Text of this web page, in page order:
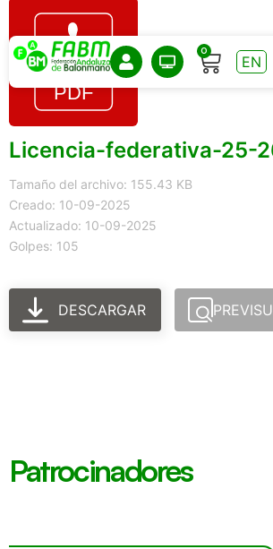
0
EN
Licencia-federativa-25-
Tamaño del archivo: 155.43 KB
Creado: 10-09-2025
Actualizado: 10-09-2025
Golpes: 105
DESCARGAR
Patrocinadores